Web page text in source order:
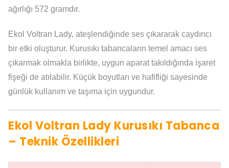
ağırlığı 572 gramdır.
Ekol Voltran Lady, ateşlendiğinde ses çıkararak caydırıcı
bir etki oluşturur. Kurusıkı tabancaların temel amacı ses
çıkarmak olmakla birlikte, uygun aparat takıldığında işaret
fişeği de atılabilir. Küçük boyutları ve hafifliği sayesinde
günlük kullanım ve taşıma için uygundur.
Ekol Voltran Lady Kurusıkı Tabanca
– Teknik Özellikleri